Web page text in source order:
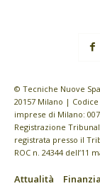
© Tecniche Nuove
20157 Milano |
imprese di Milano:
Registrazione
registrata presso il
ROC n. 24344 dell’11
Attualità